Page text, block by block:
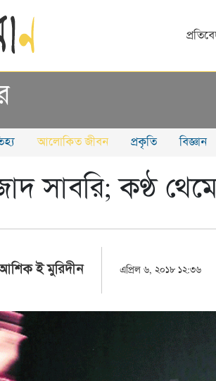
আলোকিত জীবন প্রকৃতি বিজ্ঞান
সাবরি; কণ্ঠ
ই মুরিদীন এপ্রিল ৬, ২০১৮ ১২:৩৬